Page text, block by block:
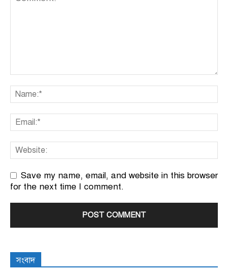
Save my name, email, and website in this browser
for the next time I comment.
সংবাদ